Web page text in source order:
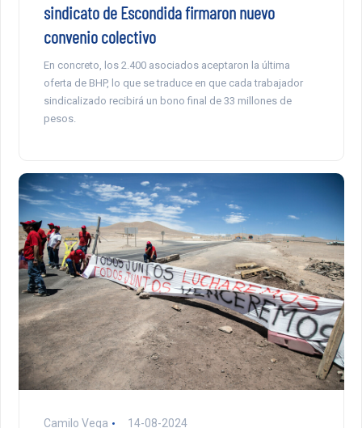
sindicato de Escondida firmaron nuevo
convenio colectivo
En concreto, los 2.400 asociados aceptaron la última
oferta de BHP, lo que se traduce en que cada trabajador
sindicalizado recibirá un bono final de 33 millones de
pesos.
Camilo Vega 14-08-2024